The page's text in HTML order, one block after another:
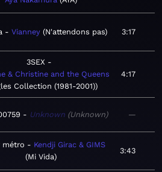
Vianney N'attendons pas 3:17
3SEX
& Christine and the Queens
Collection (1981-2001)
4:17
Unknown Unknown —
métro
Kendji Girac & GIMS
Mi Vida
3:43